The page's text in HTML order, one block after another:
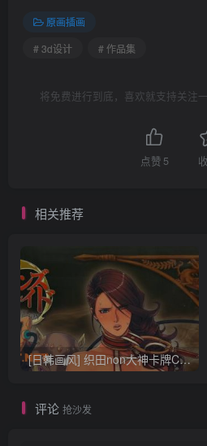
原画插画
# 3d设计
# 作品集
将免费进行到底，喜欢就支持关注
点赞 5
相关推荐
[日韩画风] 织田non大神卡牌CG插画设计画集256P 161M_CG原画资源
评论 抢沙发